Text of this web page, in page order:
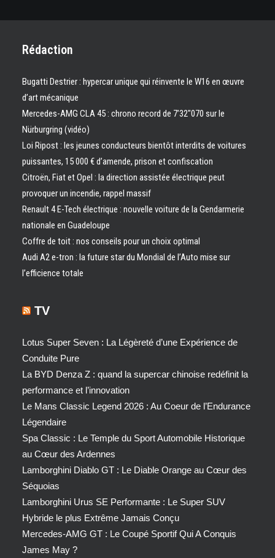
Rédaction
Bugatti Destrier : hypercar unique qui réinvente le W16 en œuvre
d’art mécanique
Mercedes-AMG CLA 45 : chrono record de 7’32″070 sur le
Nürburgring (vidéo)
Loi Ripost : les jeunes conducteurs bientôt interdits de voitures
puissantes, 15 000 € d’amende, prison et confiscation
Citroën, Fiat et Opel : la direction assistée électrique peut
provoquer un incendie, rappel massif
Renault 4 E-Tech électrique : nouvelle voiture de la Gendarmerie
nationale en Guadeloupe
Coffre de toit : nos conseils pour un choix optimal
Audi A2 e-tron : la future star du Mondial de l’Auto mise sur
l’efficience totale
TV
Lotus Super Seven : La Légèreté d’une Expérience de
Conduite Pure
La BYD Denza Z : quand la supercar chinoise redéfinit la
performance et l’innovation
Le Mans Classic Legend 2026 : Au Coeur de l’Endurance
Légendaire
Spa Classic : Le Temple du Sport Automobile Historique
au Cœur des Ardennes
Lamborghini Diablo GT : Le Diable Orange au Cœur des
Séquoias
Lamborghini Urus SE Performante : Le Super SUV
Hybride le plus Extrême Jamais Conçu
Mercedes-AMG GT : Le Coupé Sportif Qui A Conquis
James May ?